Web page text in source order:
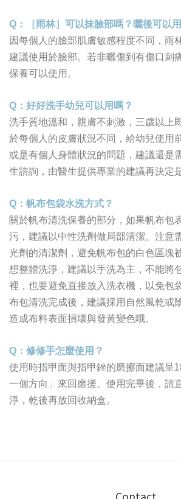
Q ：［雨林］可以抹臉部嗎？曬後可以
因每個人的臉部肌膚敏感程度不同，雨
建議使用於臉部。若非曬傷到有傷口刺
保養可以使用。
Q ：好好洗手幼兒可以用嗎？
洗手質地溫和，親膚不刺激，三歲以上
於每個人的皮膚狀況不同，給幼兒使用
或是有個人身體狀況的問題，建議還是
生諮詢，由醫生提供專業的建議再決定
Q ：帆布包袋水洗方式？
關於帆布清洗保養的部分，如果帆布包
污，建議以中性洗劑做局部清潔。注意
光劑的清潔劑，避免帆布包的白色區塊
想整體洗淨，建議以手洗為主，不能將
裡，也要避免直接放入洗衣機，以免包
布包清洗完成後，建議採用自然風乾或
造成布料表面損壞與發黃變色哦。
Q ：修修手怎麼使用？
使用時指甲面與指甲銼的磨擦面建議呈
一個方向」來回磨搓。使用完畢後，請
淨，乾後再放回收納盒。
Contact